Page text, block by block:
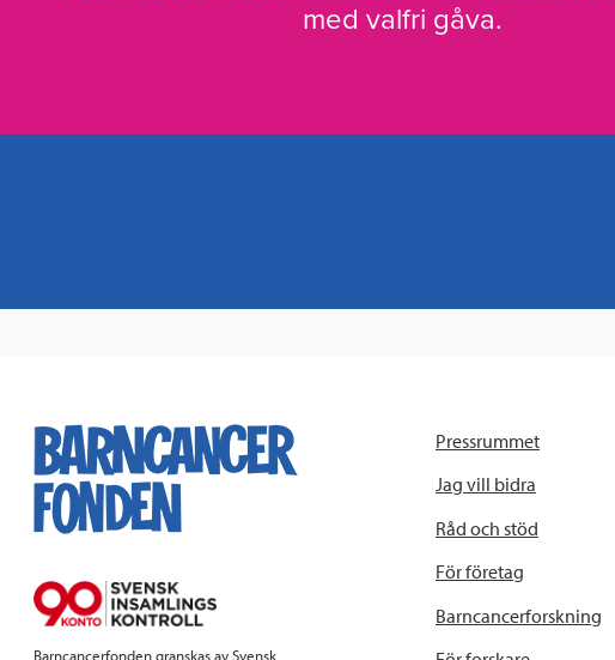
med valfri gåva.
Barncancerfonden granskas av Svensk
Pressrummet
Jag vill bidra
Råd och stöd
För företag
Barncancerforskning